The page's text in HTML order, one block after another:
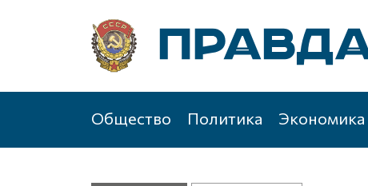
Общество Политика Экономика